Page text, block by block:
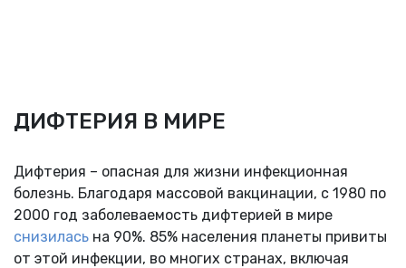
ДИФТЕРИЯ В МИРЕ
Дифтерия – опасная для жизни инфекционная
болезнь. Благодаря массовой вакцинации, с 1980 по
2000 год заболеваемость дифтерией в мире
снизилась на 90%. 85% населения планеты привиты
от этой инфекции, во многих странах, включая